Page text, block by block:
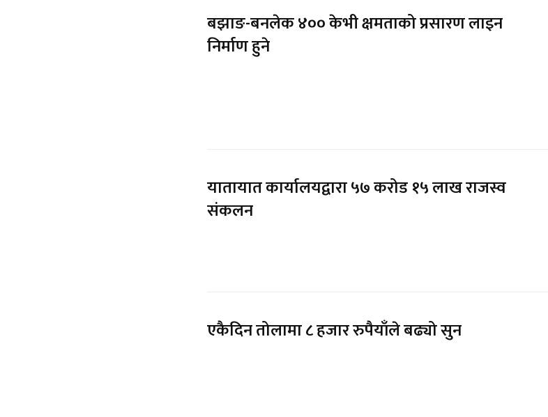
बझाङ-बनलेक ४०० केभी क्षमताको प्रसारण लाइन
निर्माण हुने
यातायात कार्यालयद्वारा ५७ करोड १५ लाख राजस्व
संकलन
एकैदिन तोलामा ८ हजार रुपैयाँले बढ्यो सुन